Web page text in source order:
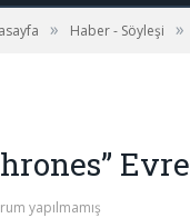
» Haber - Söyleşi »
yapılmamış